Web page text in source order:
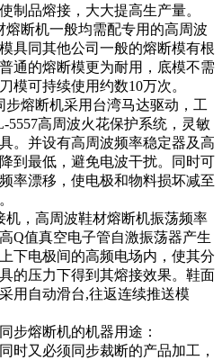
制品熔接，大大提高生产量。
断机一般均需配专用的高周波
具同其他公司一般的熔断模有根
通的熔断模更为耐用，底模不需
模可持续使用约数10万次。
步熔断机采用台湾马达驱动，工
高周波火花保护系统，灵敏
。并设有高周波频率稳定器及高
到最低，避免电波干扰。同时可
率漂移，使电极和物料损坏减至
机，高周波鞋材熔断机振荡频率
Q值真空电子管自激振荡器产生
下电极间的高频电场内，使其分
的压力下得到其熔接效果。鞋面
用自动滑台,往返连续推送模
步熔断机的机器用途：
时又必须同步裁断的产品加工，